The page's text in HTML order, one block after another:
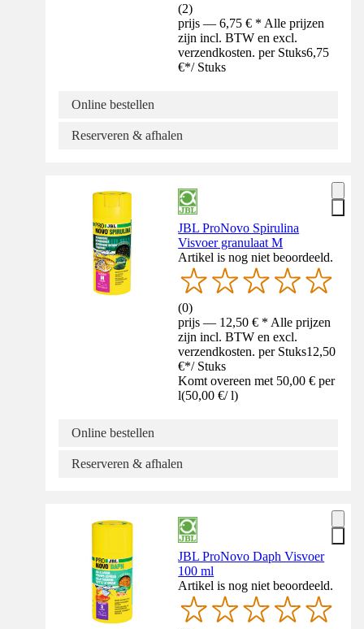
(2)
prijs — 6,75 € * Alle prijzen
zijn incl. BTW en excl.
verzendkosten. per Stuks6,75
€*/ Stuks
Online bestellen
Reserveren & afhalen
JBL ProNovo Spirulina
Visvoer granulaat M
Artikel is nog niet beoordeeld.
(0)
prijs — 12,50 € * Alle prijzen
zijn incl. BTW en excl.
verzendkosten. per Stuks12,50
€*/ Stuks
Komt overeen met 50,00 € per
l(50,00 €/ l)
Online bestellen
Reserveren & afhalen
JBL ProNovo Daph Visvoer
100 ml
Artikel is nog niet beoordeeld.